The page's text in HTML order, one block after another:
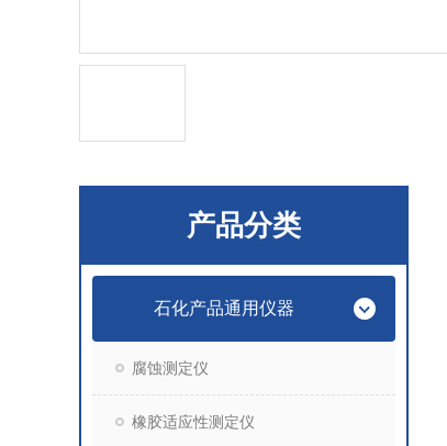
产品分类
石化产品通用仪器
腐蚀测定仪
橡胶适应性测定仪